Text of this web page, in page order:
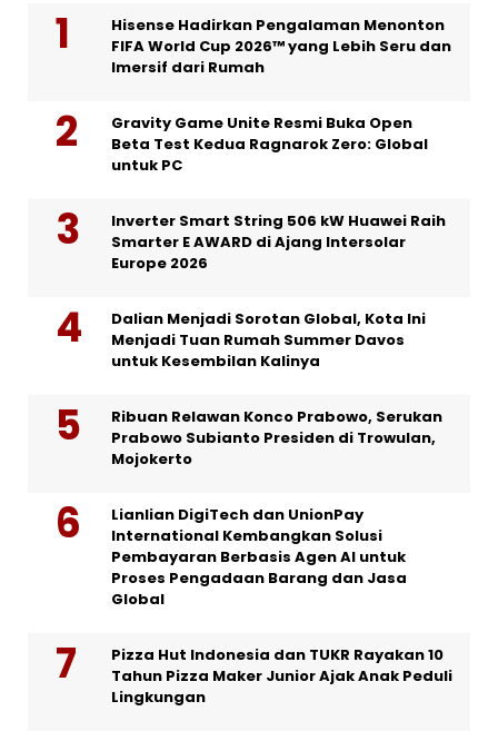
Hisense Hadirkan Pengalaman Menonton
FIFA World Cup 2026™ yang Lebih Seru dan
Imersif dari Rumah
Gravity Game Unite Resmi Buka Open
Beta Test Kedua Ragnarok Zero: Global
untuk PC
Inverter Smart String 506 kW Huawei Raih
Smarter E AWARD di Ajang Intersolar
Europe 2026
Dalian Menjadi Sorotan Global, Kota Ini
Menjadi Tuan Rumah Summer Davos
untuk Kesembilan Kalinya
Ribuan Relawan Konco Prabowo, Serukan
Prabowo Subianto Presiden di Trowulan,
Mojokerto
Lianlian DigiTech dan UnionPay
International Kembangkan Solusi
Pembayaran Berbasis Agen AI untuk
Proses Pengadaan Barang dan Jasa
Global
Pizza Hut Indonesia dan TUKR Rayakan 10
Tahun Pizza Maker Junior Ajak Anak Peduli
Lingkungan